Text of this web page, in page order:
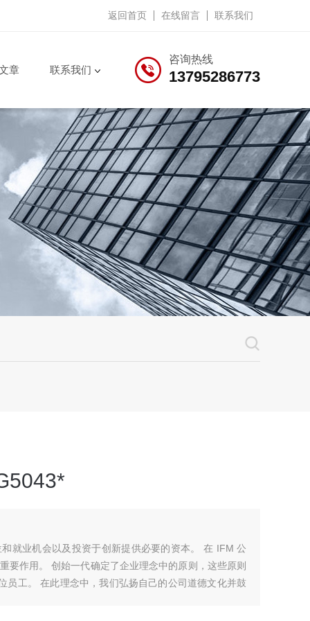
返回首页 在线留言 联系我们
咨询热线
13795286773
章 联系我们
就业机会以及投资于创新提供必要的资本。 在 IFM 公
要作用。 创始一代确定了企业理念中的原则，这些原则
员工。 在此理念中，我们弘扬自己的公司道德文化并鼓